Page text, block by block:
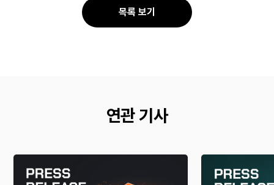
공
목록 보기
연관 기사